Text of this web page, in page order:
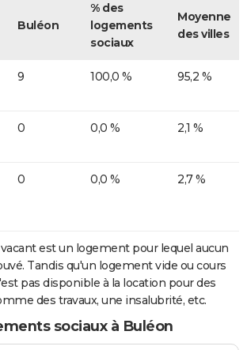
Buléon
% des
logements
sociaux
Moyenne
des villes
9 100,0 % 95,2 %
0 0,0 % 2,1 %
0 0,0 % 2,7 %
est un logement pour lequel aucun
Tandis qu'un logement vide ou cours
pas disponible à la location pour des
des travaux, une insalubrité, etc.
sociaux à Buléon